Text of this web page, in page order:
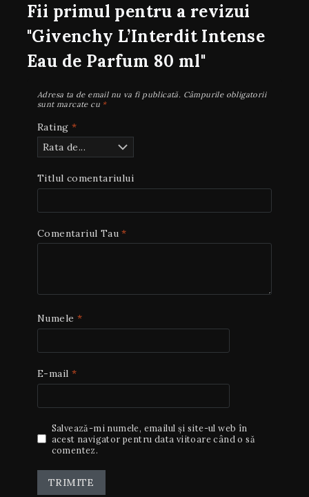
Fii primul pentru a revizui
"Givenchy L’Interdit Intense
Eau de Parfum 80 ml"
Adresa ta de email nu va fi publicată. Câmpurile obligatorii
sunt marcate cu *
Rating *
Titlul comentariului
Comentariul Tau*
Numele *
E-mail *
Salvează-mi numele, emailul și site-ul web în
acest navigator pentru data viitoare când o să
comentez.